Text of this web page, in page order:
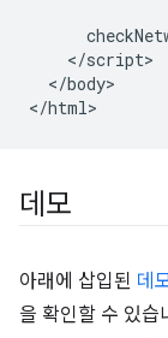
    </script>
  </body>
데모
아래에 삽입된 데
을 확인할 수 있